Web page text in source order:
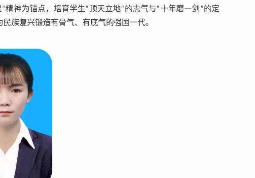
神为锚点，培育学生“顶天立地”的志气与“十年磨一剑”的定
族复兴锻造有骨气、有底气的强国一代。